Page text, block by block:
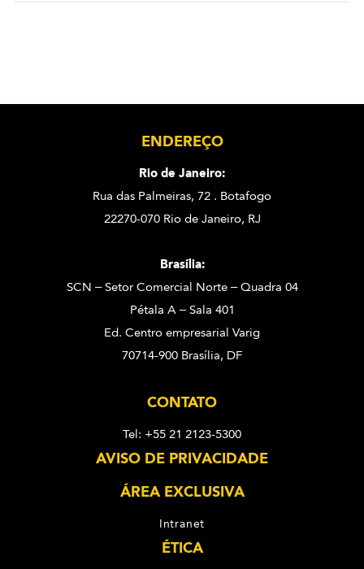
ENDEREÇO
Rio de Janeiro:
Rua das Palmeiras, 72 . Botafogo
22270-070 Rio de Janeiro, RJ
Brasília:
SCN – Setor Comercial Norte – Quadra 04
Pétala A – Sala 401
Ed. Centro empresarial Varig
70714-900 Brasília, DF
CONTATO
Tel: +55 21 2123-5300
AVISO DE PRIVACIDADE
ÁREA EXCLUSIVA
Intranet
ÉTICA